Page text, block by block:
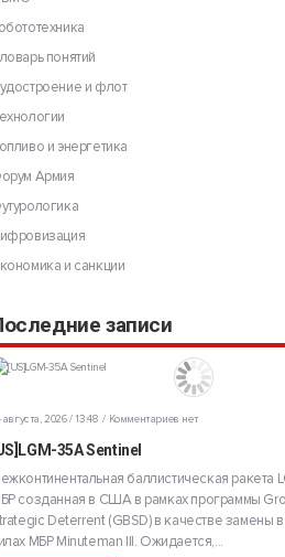
понятий
и флот
и энергетика
Армия
и санкции
записи
августа, 2026 / 13:48 Комментариев нет
35A Sentinel
баллистическая ракета
созданная в США в рамках программы
Deterrent (GBSD) в качестве замены в
МБР Minuteman III. Ожидается,...